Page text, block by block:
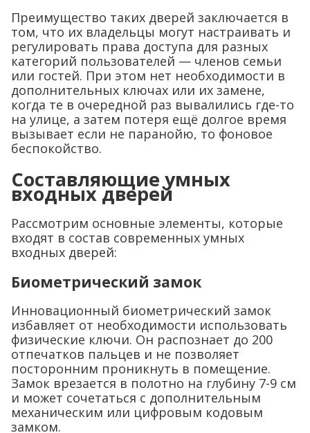
Преимущество таких дверей заключается в
том, что их владельцы могут настраивать и
регулировать права доступа для разных
категорий пользователей — членов семьи
или гостей. При этом нет необходимости в
дополнительных ключах или их замене,
когда те в очередной раз вывалились где-то
на улице, а затем потеря ещё долгое время
вызывает если не паранойю, то фоновое
беспокойство.
Составляющие умных
входных дверей
Рассмотрим основные элементы, которые
входят в состав современных умных
входных дверей:
Биометрический замок
Инновационный биометрический замок
избавляет от необходимости использовать
физические ключи. Он распознает до 200
отпечатков пальцев и не позволяет
посторонним проникнуть в помещение.
Замок врезается в полотно на глубину 7-9 см
и может сочетаться с дополнительным
механическим или цифровым кодовым
замком.